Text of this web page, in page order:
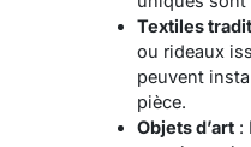
Textiles
ou rideaux
peuvent
pièce.
Objets d’art: